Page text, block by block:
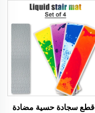
4قطع سجادة حسية مضادة